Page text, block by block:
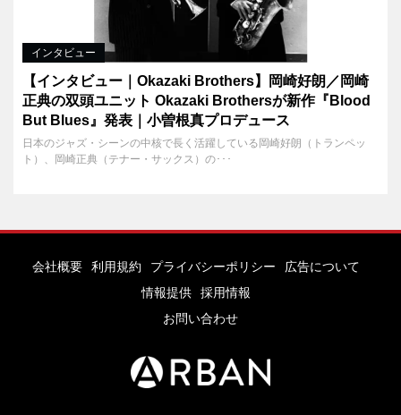
インタビュー
【インタビュー｜Okazaki Brothers】岡崎好朗／岡崎
正典の双頭ユニット Okazaki Brothersが新作『Blood
But Blues』発表｜小曽根真プロデュース
日本のジャズ・シーンの中核で長く活躍している岡崎好朗（トランペッ
ト）、岡崎正典（テナー・サックス）の･･･
会社概要 利用規約 プライバシーポリシー
広告について
情報提供
採用情報
お問い合わせ